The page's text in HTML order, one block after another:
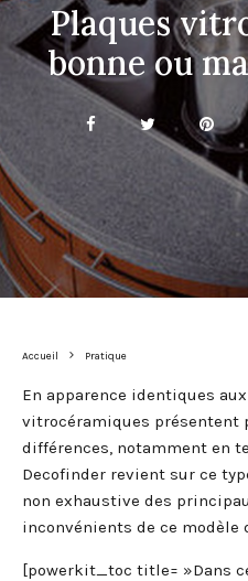
Plaques
bonne ou
Accueil Pratique
En apparence identiques
vitrocéramiques présentent
différences, notamment en
Decofinder revient sur ce
non exhaustive des
inconvénients de ce modèle
[powerkit_toc title= »Dans